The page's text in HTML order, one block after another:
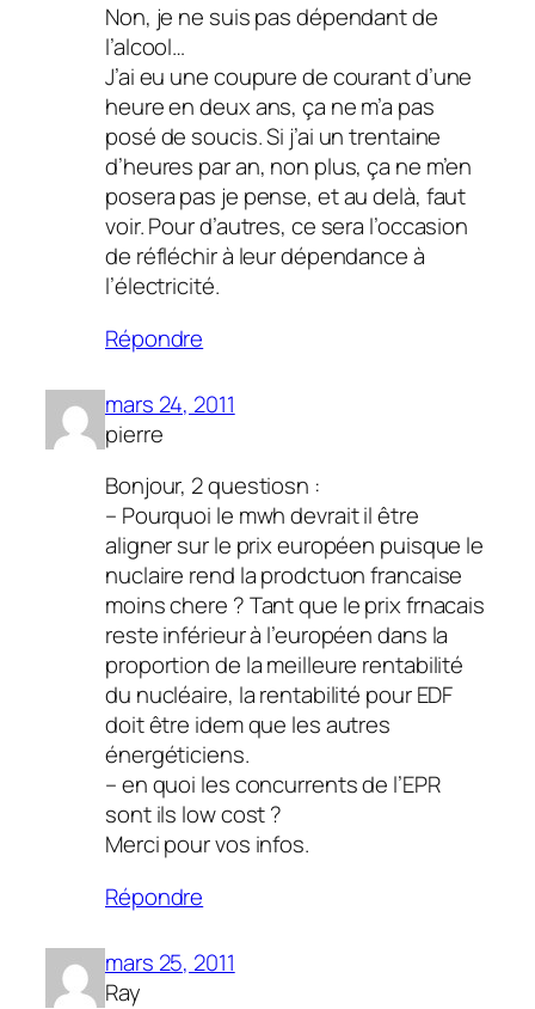
Non, je ne suis pas dépendant de
l’alcool…
J’ai eu une coupure de courant d’une
heure en deux ans, ça ne m’a pas
posé de soucis. Si j’ai un trentaine
d’heures par an, non plus, ça ne m’en
posera pas je pense, et au delà, faut
voir. Pour d’autres, ce sera l’occasion
de réfléchir à leur dépendance à
l’électricité.
Répondre
mars 24, 2011
pierre
Bonjour, 2 questiosn :
– Pourquoi le mwh devrait il être
aligner sur le prix européen puisque le
nuclaire rend la prodctuon francaise
moins chere ? Tant que le prix frnacais
reste inférieur à l’européen dans la
proportion de la meilleure rentabilité
du nucléaire, la rentabilité pour EDF
doit être idem que les autres
énergéticiens.
– en quoi les concurrents de l’EPR
sont ils low cost ?
Merci pour vos infos.
Répondre
mars 25, 2011
Ray